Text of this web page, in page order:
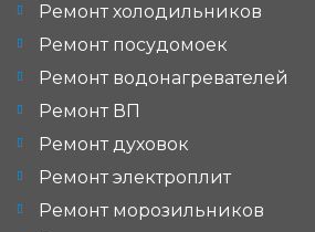
Ремонт холодильников
Ремонт посудомоек
Ремонт водонагревателей
Ремонт ВП
Ремонт духовок
Ремонт электроплит
Ремонт морозильников